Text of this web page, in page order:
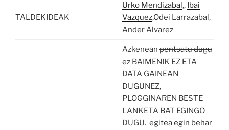
TALDEKIDEAK
Urko Mendizabal,, Ibai
Vazquez,Odei Larrazabal,
Ander Alvarez
Azkeneanpentsatu dugu
ez BAIMENIK EZ ETA
DATA GAINEAN
DUGUNEZ,
PLOGGINAREN BESTE
LANKETA BAT EGINGO
DUGU. egitea egin behar